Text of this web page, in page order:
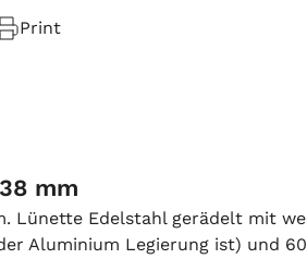
Print
mm
Lünette Edelstahl gerädelt mit
Aluminium Legierung ist) und